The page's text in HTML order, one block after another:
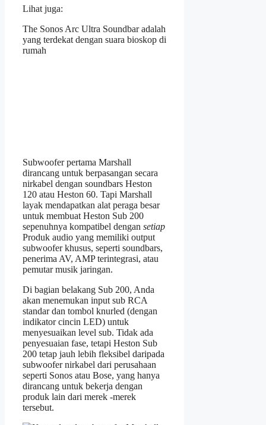
Lihat juga:
The Sonos Arc Ultra Soundbar adalah
yang terdekat dengan suara bioskop di
rumah
Subwoofer pertama Marshall
dirancang untuk berpasangan secara
nirkabel dengan soundbars Heston
120 atau Heston 60. Tapi Marshall
layak mendapatkan alat peraga besar
untuk membuat Heston Sub 200
sepenuhnya kompatibel dengan setiap
Produk audio yang memiliki output
subwoofer khusus, seperti soundbars,
penerima AV, AMP terintegrasi, atau
pemutar musik jaringan.
Di bagian belakang Sub 200, Anda
akan menemukan input sub RCA
standar dan tombol knurled (dengan
indikator cincin LED) untuk
menyesuaikan level sub. Tidak ada
penyesuaian fase, tetapi Heston Sub
200 tetap jauh lebih fleksibel daripada
subwoofer nirkabel dari perusahaan
seperti Sonos atau Bose, yang hanya
dirancang untuk bekerja dengan
produk lain dari merek -merek
tersebut.